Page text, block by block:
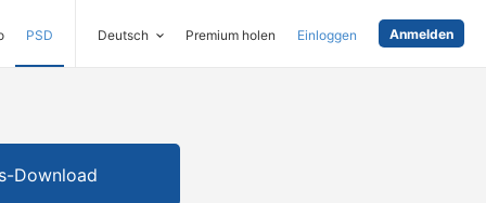
PSD Deutsch Premium holen Einloggen Anmelden
Download